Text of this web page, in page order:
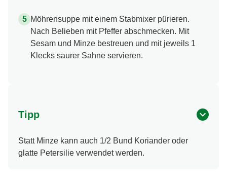
Möhrensuppe mit einem Stabmixer pürieren.
Nach Belieben mit Pfeffer abschmecken. Mit
Sesam und Minze bestreuen und mit jeweils 1
Klecks saurer Sahne servieren.
Tipp
Statt Minze kann auch 1/2 Bund Koriander oder
glatte Petersilie verwendet werden.